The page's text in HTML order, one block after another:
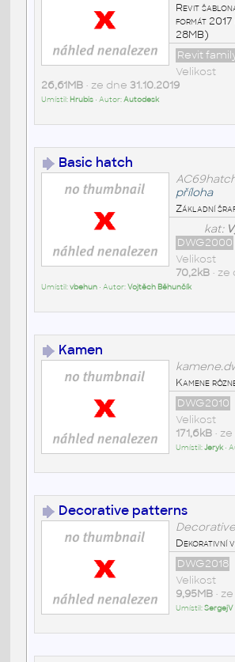
Revit
formát
28MB)
Revit
Velikost
26,61MB• ze dne 31.10.2019
Umístil: Hrubis• Autor:Autodesk
Basic hatch
příloha
Základní
kat:
DWG2000
Velikost
70,2kB• ze
Umístil:vbehun• Autor:Vojtěch Běhunčík
Kamen
Kamene
DWG2010
Velikost
171,6kB•
Umístil:Jeryk•
Decorative patterns
Dekorativní
DWG2018
Velikost
9,95MB•
Umístil:SergejV